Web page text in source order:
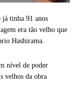
já tinha 91 anos
era tão velho que
Hashirama.
nível de poder
velhos da obra